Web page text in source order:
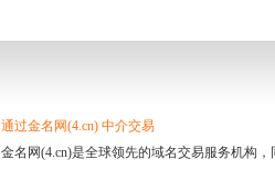
通过金名网(4.cn) 中介交易
金名网(4.cn)是全球领先的域名交易服务机构